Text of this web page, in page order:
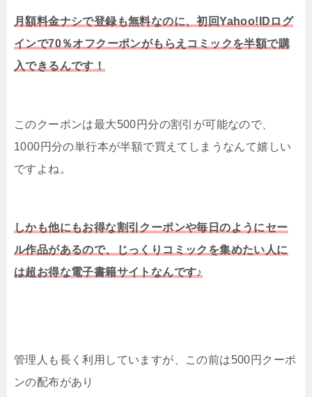
月額料金ナシで登録も無料なのに、初回Yahoo!IDログ
インで70％オフクーポンがもらえコミックを半額で購
入できるんです！
このクーポンは最大500円分の割引が可能なので、
1000円分の単行本が半額で買えてしまうなんて嬉しい
ですよね。
しかも他にもお得な割引クーポンや毎日のようにセー
ル作品があるので、じっくりコミックを集めたい人に
は超お得な電子書籍サイトなんです♪
管理人も長く利用していますが、この前は500円クーポ
ンの配布があり